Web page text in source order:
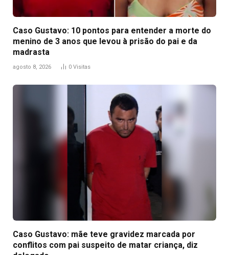
Caso Gustavo: 10 pontos para entender a morte do
menino de 3 anos que levou à prisão do pai e da
madrasta
agosto 8, 2026 0 Visitas
Caso Gustavo: mãe teve gravidez marcada por
conflitos com pai suspeito de matar criança, diz